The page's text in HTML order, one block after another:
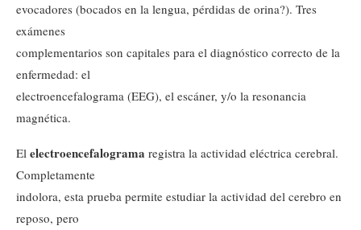
evocadores (bocados en la lengua, pérdidas de orina?). Tres
exámenes
complementarios son capitales para el diagnóstico correcto de la
enfermedad: el
electroencefalograma (EEG), el escáner, y/o la resonancia
magnética.
El electroencefalograma registra la actividad eléctrica cerebral.
Completamente
indolora, esta prueba permite estudiar la actividad del cerebro en
reposo, pero